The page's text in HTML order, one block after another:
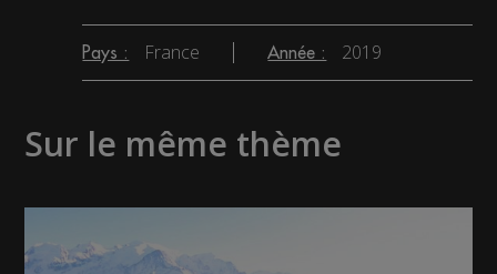
Pays : France Année : 2019
Sur le même thème